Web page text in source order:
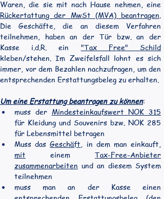
Rückertattung der MwSt (MVA) beantragen.
Die Geschäfte, die an diesem Verfahren
teilnehmen, haben an der Tür bzw. an der
Kasse i.d.R. ein "Tax Free" Schild
kleben/stehen. Im Zweifelsfall lohnt es sich
immer, vor dem Bezahlen nachzufragen, um den
entsprechenden Erstattungsbeleg zu erhalten.
Um eine Erstattung beantragen zu können:
muss der Mindesteinkaufswert NOK 315
für Kleidung und Souvenirs bzw. NOK 285
für Lebensmittel betragen
Muss das Geschäft
mit einem Tax-Free-Anbieter
zusammenarbeiten und an diesem System
teilnehmen
muss man an der Kasse einen